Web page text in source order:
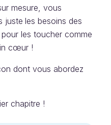
mesure, vous
juste les besoins des
les toucher comme
cœur !
dont vous abordez
chapitre !